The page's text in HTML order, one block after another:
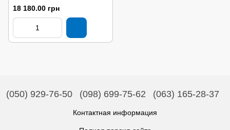
18 180.00 грн
(050) 929-76-50 (098) 699-75-62 (063) 165-28-37
Контактная информация